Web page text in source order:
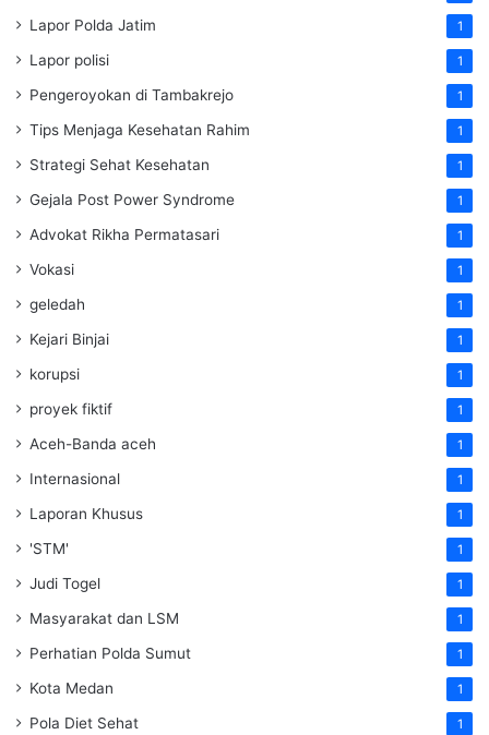
Lapor Polda Jatim 1
Lapor polisi 1
Pengeroyokan di Tambakrejo 1
Tips Menjaga Kesehatan Rahim 1
Strategi Sehat Kesehatan 1
Gejala Post Power Syndrome 1
Advokat Rikha Permatasari 1
Vokasi 1
geledah 1
Kejari Binjai 1
korupsi 1
proyek fiktif 1
Aceh-Banda aceh 1
Internasional 1
Laporan Khusus 1
'STM' 1
Judi Togel 1
Masyarakat dan LSM 1
Perhatian Polda Sumut 1
Kota Medan 1
Pola Diet Sehat 1